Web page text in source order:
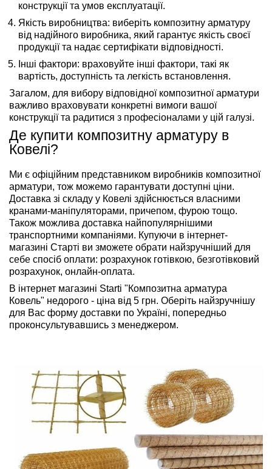
конструкції та умов експлуатації.
Якість виробництва: виберіть композитну арматуру
від надійного виробника, який гарантує якість своєї
продукції та надає сертифікати відповідності.
Інші фактори: враховуйте інші фактори, такі як
вартість, доступність та легкість встановлення.
Загалом, для вибору відповідної композитної арматури
важливо враховувати конкретні вимоги вашої
конструкції та радитися з професіоналами у цій галузі.
Де купити композитну арматуру в
Ковелі?
Ми є офіційним представником виробників композитної
арматури, тож можемо гарантувати доступні ціни.
Доставка зі складу у Ковелі здійснюється власними
кранами-маніпуляторами, причепом, фурою тощо.
Також можлива доставка найпопулярнішими
транспортними компаніями. Купуючи в інтернет-
магазині Старті ви зможете обрати найзручніший для
себе спосіб оплати: розрахунок готівкою, безготівковий
розрахунок, онлайн-оплата.
В інтернет магазині Starti "Композитна арматура
Ковель" недорого - ціна від 5 грн. Оберіть найзручнішу
для Вас форму доставки по Україні, попередньо
проконсультувавшись з менеджером.